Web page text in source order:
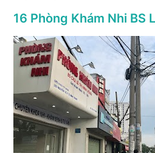
16 Phòng Khám Nhi BS